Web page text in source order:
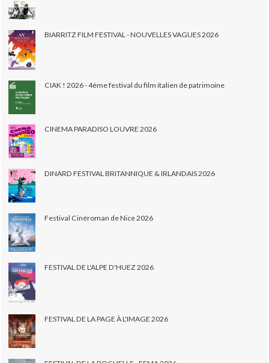
BIARRITZ FILM FESTIVAL - NOUVELLES VAGUES 2026
CIAK ! 2026 - 4ème festival du film italien de patrimoine
CINEMA PARADISO LOUVRE 2026
DINARD FESTIVAL BRITANNIQUE & IRLANDAIS 2026
Festival Cinéroman de Nice 2026
FESTIVAL DE L'ALPE D'HUEZ 2026
FESTIVAL DE LA PAGE À L'IMAGE 2026